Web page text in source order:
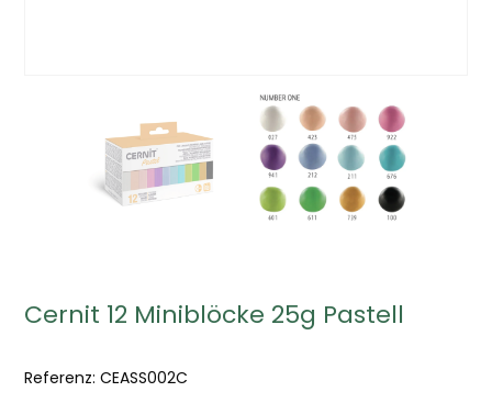
Cernit 12 Miniblöcke 25g Pastell
Referenz: CEASS002C